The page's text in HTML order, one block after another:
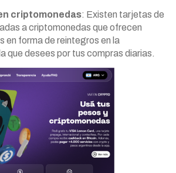
criptomonedas: Existen tarjetas de
a criptomonedas que ofrecen
en forma de reintegros en la
que desees por tus compras diarias.